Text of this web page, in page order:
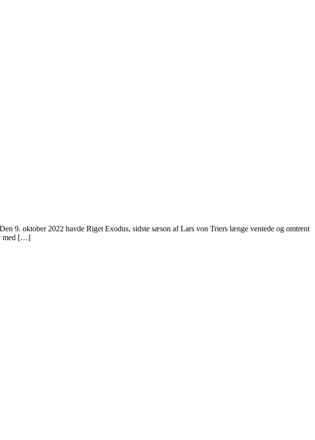
9. oktober 2022 havde Riget Exodus, sidste sæson af Lars von Triers længe ventede og omtrent
med […]